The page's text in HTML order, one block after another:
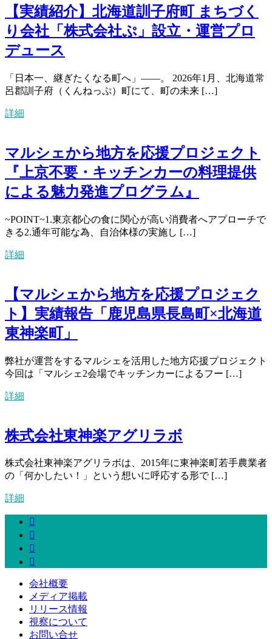
【実績紹介】北海道訓子府町 まちづく
り会社「株式会社ぷ」設立・運営プロ
デュース
「日本一、継ぎたくなる町へ」――。 2026年1月、北海道常
呂郡訓子府（くんねっぷ）町にて、町の未来 […]
詳細
マルシェから地方を応援プロジェクト
『上京不要・キッチンカーの料理提供
による魅力発進プログラム』
~POINT~1.東京都心の食に関心が高い消費者へアプローチで
きる2.通年可能な為、自治体様の実施し […]
詳細
【マルシェから地方を応援プロジェク
ト】実績報告「鹿児島県長島町×北海道
東神楽町」
弊社が運営をするマルシェを活用した地方応援プロジェクト
今回は「マルシェ2会場でキッチンカーによるフー […]
詳細
株式会社東神楽アグリラボ
株式会社東神楽アグリラボは、2015年に東神楽町若手農業者
の「何かしたい！」という想いに呼応する形で […]
詳細
会社概要
メディア掲載
リリース情報
視察について
お問い合せ